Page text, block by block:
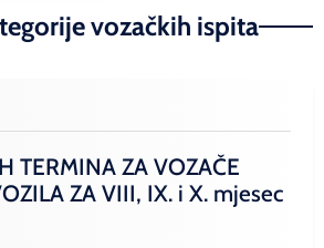
vozačkih ispita
TERMINA ZA VOZAČE
ZA VIII, IX. i X. mjesec